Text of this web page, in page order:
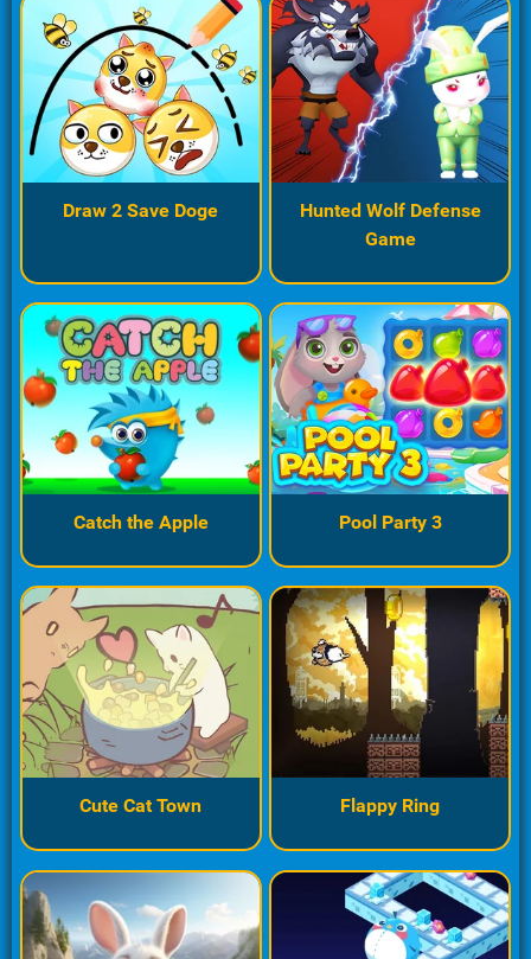
Draw 2 Save Doge
Hunted Wolf Defense
Game
Catch the Apple Pool Party 3
Cute Cat Town Flappy Ring